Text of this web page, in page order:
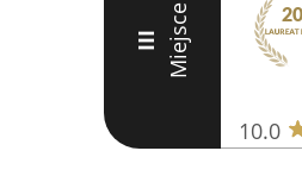
III Miejsce
10.0